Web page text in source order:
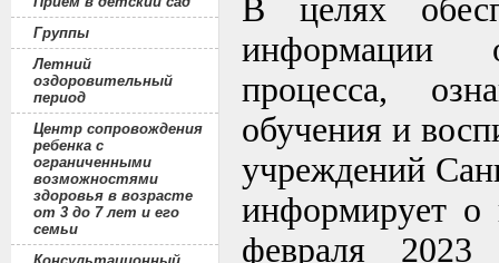
Группы
Летний
оздоровительный
период
Центр сопровождения
ребенка с
ограниченными
возможностями
здоровья в возрасте
от 3 до 7 лет и его
семьи
В целях
информации
процесса,
обучения и
учреждений
информирует о
февраля